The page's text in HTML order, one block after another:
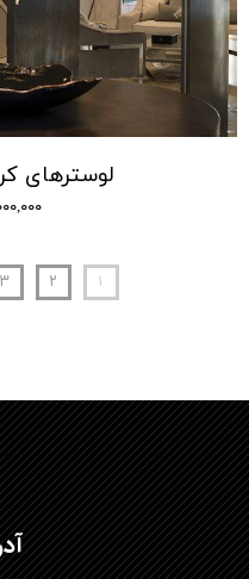
لوسترهای
۱,۰۰۰,۰۰۰
۱ ۲ ۳